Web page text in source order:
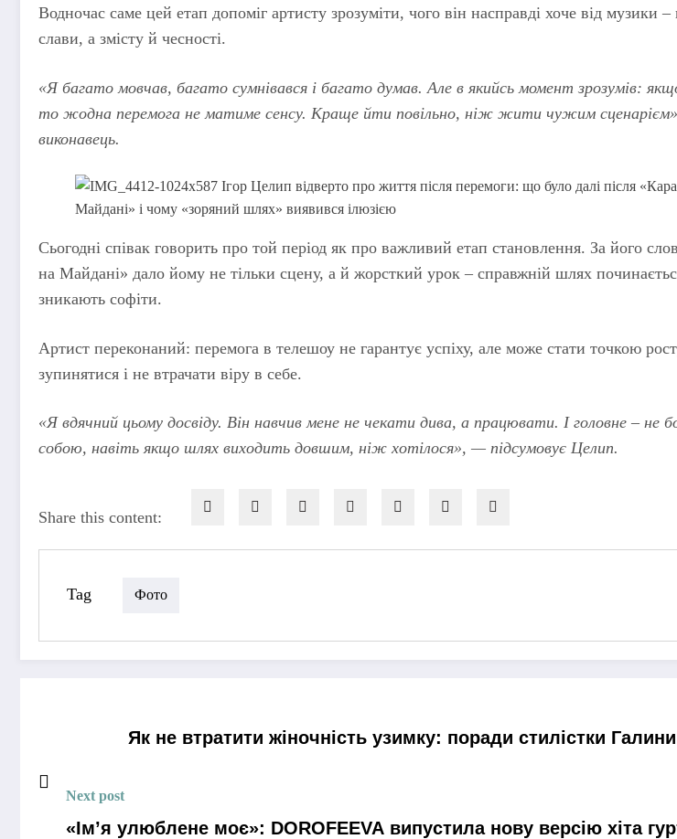
Водночас саме цей етап допоміг артисту зрозуміти, чого він насправді хоче від музики
слави, а змісту й чесності.
«Я багато мовчав, багато сумнівався і багато думав. Але в якийсь момент зрозумів:
то жодна перемога не матиме сенсу. Краще йти повільно, ніж жити чужим
виконавець.
Сьогодні співак говорить про той період як про важливий етап становлення. За його
на Майдані» дало йому не тільки сцену, а й жорсткий урок – справжній шлях
зникають софіти.
Артист переконаний: перемога в телешоу не гарантує успіху, але може стати точкою
зупинятися і не втрачати віру в себе.
«Я вдячний цьому досвіду. Він навчив мене не чекати дива, а працювати. І головне – не
собою, навіть якщо шлях виходить довшим, ніж хотілося», — підсумовує Целип.
Share this content:
Tag Фото
Як не втратити жіночність узимку: поради стилістки
Next post
«Ім’я улюблене моє»: DOROFEEVA випустила нову версію хіта